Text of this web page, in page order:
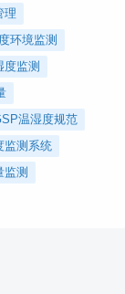
理
环境监测
度监测
温湿度规范
监测系统
监测